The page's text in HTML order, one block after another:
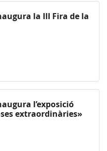
la III Fira de la
l’exposició
extraordinàries»